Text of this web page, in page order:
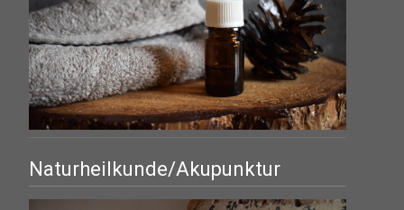
Naturheilkunde/Akupunktur